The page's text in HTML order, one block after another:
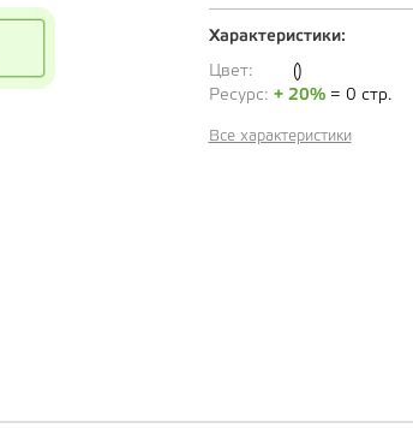
Характеристики:
Цвет:
()
Ресурс: + 20%= 0 стр.
Все характеристики